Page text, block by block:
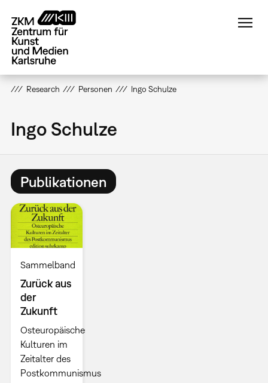
zum
Inhalt
Research Personen Ingo Schulze
Ingo Schulze
Publikationen
Sammelband
Zurück aus
der
Zukunft
Osteuropäische
Kulturen im
Zeitalter des
Postkommunismus